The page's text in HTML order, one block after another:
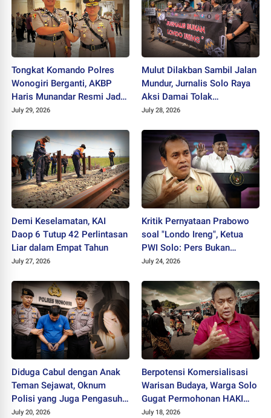
Tongkat Komando Polres
Wonogiri Berganti, AKBP
Haris Munandar Resmi Jadi
Kapolres Baru
July 29, 2026
Mulut Dilakban Sambil Jalan
Mundur, Jurnalis Solo Raya
Aksi Damai Tolak
Stigmatisasi "Londo Ireng"
July 28, 2026
Demi Keselamatan, KAI
Daop 6 Tutup 42 Perlintasan
Liar dalam Empat Tahun
July 27, 2026
Kritik Pernyataan Prabowo
soal "Londo Ireng", Ketua
PWI Solo: Pers Bukan
Musuh Pemerintah
July 24, 2026
Diduga Cabul dengan Anak
Teman Sejawat, Oknum
Polisi yang Juga Pengasuh
Ponpes Ditahan Polres
July 20, 2026
Berpotensi Komersialisasi
Warisan Budaya, Warga Solo
Gugat Permohonan HAKI
"SISKS Pakubuwono XIV"
July 18, 2026